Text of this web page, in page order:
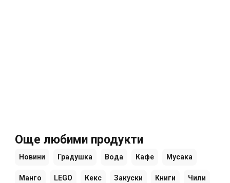
Още любими продукти
Новини Градушка Вода Кафе Мусака
Манго LEGO Кекс Закуски Книги Чили